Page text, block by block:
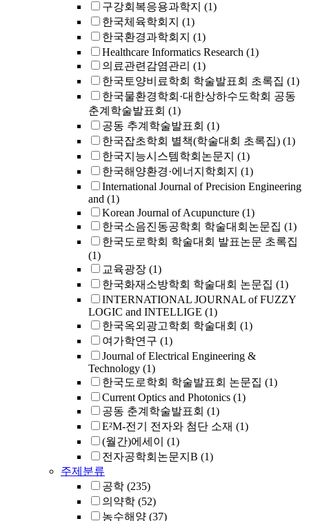
구강회복응용과학지 (1)
한국체육학회지 (1)
한국환경과학회지 (1)
Healthcare Informatics Research (1)
의료관련감염관리 (1)
한국토양비료학회 학술발표회 초록집 (1)
한국물환경학회·대한상하수도학회 공동
춘계학술발표회 (1)
공동 추계학술발표회 (1)
한국잡초학회 별책(학술대회 초록집) (1)
한국지능시스템학회논문지 (1)
한국해양환경·에너지학회지 (1)
International Journal of Precision Engineering
and (1)
Korean Journal of Acupuncture (1)
한국소음진동공학회 학술대회논문집 (1)
한국도로학회 학술대회 발표논문 초록집
(1)
교육광장 (1)
한국화재소방학회 학술대회 논문집 (1)
INTERNATIONAL JOURNAL of FUZZY
LOGIC and INTELLIGE (1)
한국옥외광고학회 학술대회 (1)
여가학연구 (1)
Journal of Electrical Engineering &
Technology (1)
한국도로학회 학술발표회 논문집 (1)
Current Optics and Photonics (1)
공동 춘계학술발표회 (1)
E²M-전기 전자와 첨단 소재 (1)
(월간)에세이
(1)
전자공학회논문지B (1)
주제분류
공학 (235)
의약학 (52)
농수해양 (37)